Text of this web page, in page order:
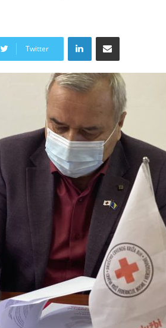
Twitter